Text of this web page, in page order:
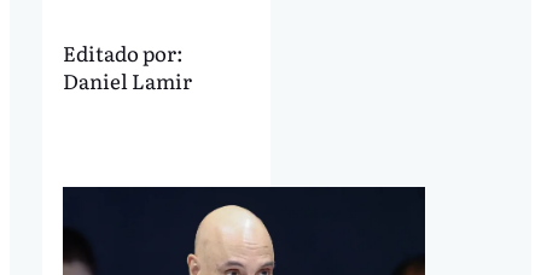
Editado por:
Daniel Lamir